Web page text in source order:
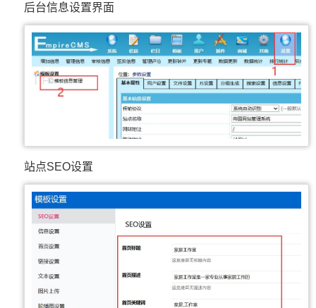
后台信息设置界面
站点SEO设置